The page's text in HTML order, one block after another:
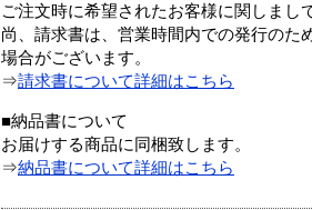
ご注文時に希望されたお客様に関しまし
尚、請求書は、営業時間内での発行のた
場合がございます。
⇒請求書について詳細はこちら
■納品書について
お届けする商品に同梱致します。
⇒納品書について詳細はこちら